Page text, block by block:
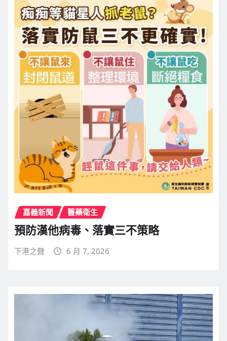
嘉義新聞 醫藥衛生
預防漢他病毒、落實三不策略
下港之聲 6 月 7, 2026